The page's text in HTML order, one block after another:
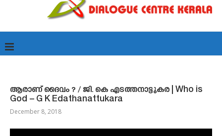
ആരാണ് ദൈവം ? / ജി. കെ എടത്തനാട്ടുകര | Who is
God – G K Edathanattukara
December 8, 2018